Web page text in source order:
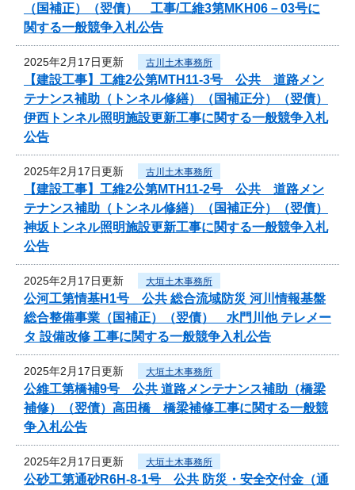
（国補正）（翌債） 工事/工維3第MKH06－03号に
関する一般競争入札公告
2025年2月17日更新 古川土木事務所
【建設工事】工維2公第MTH11-3号 公共 道路メン
テナンス補助（トンネル修繕）（国補正分）（翌債）
伊西トンネル照明施設更新工事に関する一般競争入札
公告
2025年2月17日更新 古川土木事務所
【建設工事】工維2公第MTH11-2号 公共 道路メン
テナンス補助（トンネル修繕）（国補正分）（翌債）
神坂トンネル照明施設更新工事に関する一般競争入札
公告
2025年2月17日更新 大垣土木事務所
公河工第情基H1号 公共 総合流域防災 河川情報基盤
総合整備事業（国補正）（翌債） 水門川他 テレメー
タ 設備改修 工事に関する一般競争入札公告
2025年2月17日更新 大垣土木事務所
公維工第橋補9号 公共 道路メンテナンス補助（橋梁
補修）（翌債）高田橋 橋梁補修工事に関する一般競
争入札公告
2025年2月17日更新 大垣土木事務所
公砂工第通砂R6H-8-1号 公共 防災・安全交付金（通